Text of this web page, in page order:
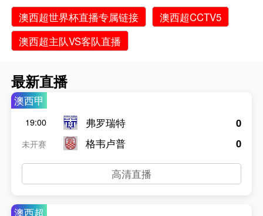
澳西超世界杯直播专属链接
澳西超CCTV5
澳西超主队VS客队直播
最新直播
澳西甲
19:00
未开赛
弗罗瑞特
格韦卢普
0
0
高清直播
澳西超